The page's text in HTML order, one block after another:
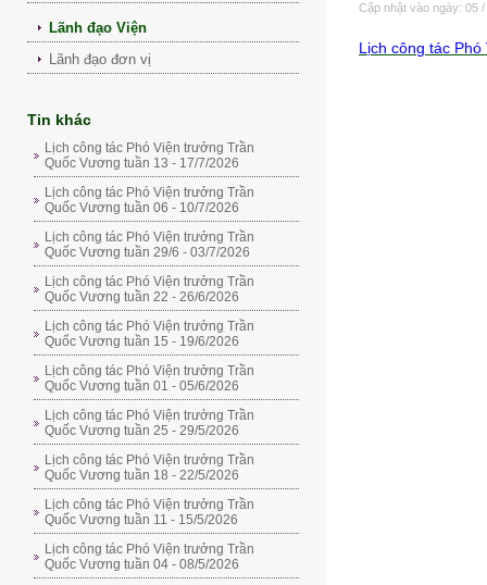
Lãnh đạo Viện
Lãnh đạo đơn vị
Tin khác
Lịch công tác Phó Viện trưởng Trần
Quốc Vương tuần 13 - 17/7/2026
Lịch công tác Phó Viện trưởng Trần
Quốc Vương tuần 06 - 10/7/2026
Lịch công tác Phó Viện trưởng Trần
Quốc Vương tuần 29/6 - 03/7/2026
Lịch công tác Phó Viện trưởng Trần
Quốc Vương tuần 22 - 26/6/2026
Lịch công tác Phó Viện trưởng Trần
Quốc Vương tuần 15 - 19/6/2026
Lịch công tác Phó Viện trưởng Trần
Quốc Vương tuần 01 - 05/6/2026
Lịch công tác Phó Viện trưởng Trần
Quốc Vương tuần 25 - 29/5/2026
Lịch công tác Phó Viện trưởng Trần
Quốc Vương tuần 18 - 22/5/2026
Lịch công tác Phó Viện trưởng Trần
Quốc Vương tuần 11 - 15/5/2026
Lịch công tác Phó Viện trưởng Trần
Quốc Vương tuần 04 - 08/5/2026
Cập nhật vào ngày: 05
Lịch công tác